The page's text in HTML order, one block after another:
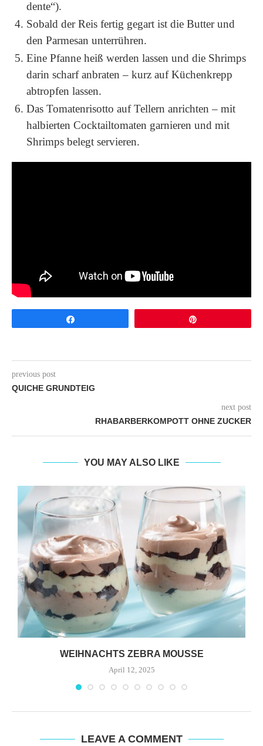
dente“).
Sobald der Reis fertig gegart ist die Butter und
den Parmesan unterrühren.
Eine Pfanne heiß werden lassen und die Shrimps
darin scharf anbraten – kurz auf Küchenkrepp
abtropfen lassen.
Das Tomatenrisotto auf Tellern anrichten – mit
halbierten Cocktailtomaten garnieren und mit
Shrimps belegt servieren.
previous post
QUICHE GRUNDTEIG
next post
RHABARBERKOMPOTT OHNE ZUCKER
YOU MAY ALSO LIKE
WEIHNACHTS ZEBRA MOUSSE
April 12, 2025
LEAVE A COMMENT